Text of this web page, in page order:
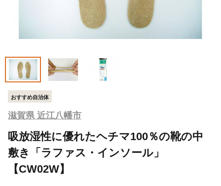
おすすめ自治体
滋賀県 近江八幡市
吸放湿性に優れたヘチマ100％の靴の中
敷き「ラファス・インソール」
【CW02W】